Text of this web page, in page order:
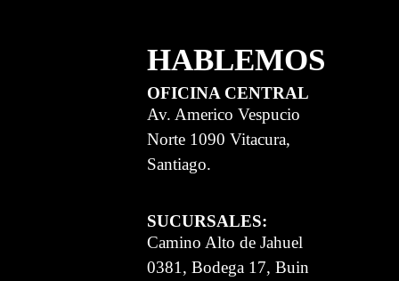
HABLEMOS
OFICINA CENTRAL
Av. Americo Vespucio
Norte 1090 Vitacura,
Santiago.
SUCURSALES:
Camino Alto de Jahuel
0381, Bodega 17, Buin